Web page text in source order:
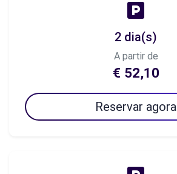
2 dia(s)
A partir de
€ 52,10
Reservar agora